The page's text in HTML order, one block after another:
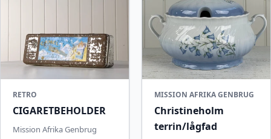
RETRO
CIGARETBEHOLDER
Mission Afrika Genbrug
MISSION AFRIKA GENBRUG
Christineholm
terrin/lågfad